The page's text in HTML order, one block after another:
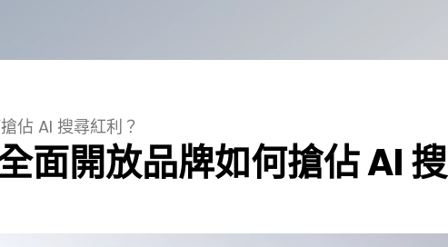
佔 AI 搜尋紅利？
面開放品牌如何搶佔 AI 搜